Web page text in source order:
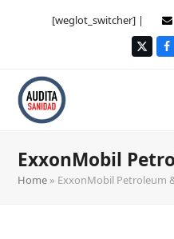
[weglot_switcher] |
ExxonMobil
Home » ExxonMobil Petroleum